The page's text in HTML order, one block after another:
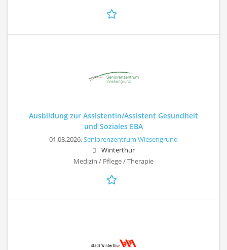
Ausbildung zur Assistentin/Assistent Gesundheit
und Soziales EBA
01.08.2026,Seniorenzentrum Wiesengrund
Winterthur
Medizin / Pflege / Therapie